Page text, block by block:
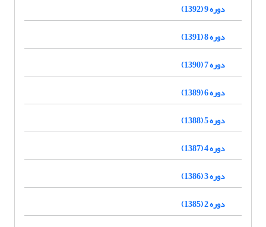
دوره 9 (1392)
دوره 8 (1391)
دوره 7 (1390)
دوره 6 (1389)
دوره 5 (1388)
دوره 4 (1387)
دوره 3 (1386)
دوره 2 (1385)